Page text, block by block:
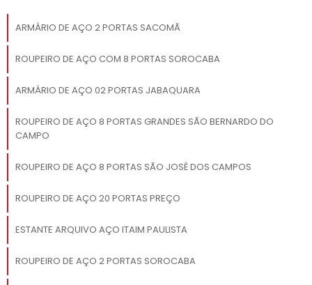
ARMÁRIO DE AÇO 2 PORTAS SACOMÃ
ROUPEIRO DE AÇO COM 8 PORTAS SOROCABA
ARMÁRIO DE AÇO 02 PORTAS JABAQUARA
ROUPEIRO DE AÇO 8 PORTAS GRANDES SÃO BERNARDO DO
CAMPO
ROUPEIRO DE AÇO 8 PORTAS SÃO JOSÉ DOS CAMPOS
ROUPEIRO DE AÇO 20 PORTAS PREÇO
ESTANTE ARQUIVO AÇO ITAIM PAULISTA
ROUPEIRO DE AÇO 2 PORTAS SOROCABA